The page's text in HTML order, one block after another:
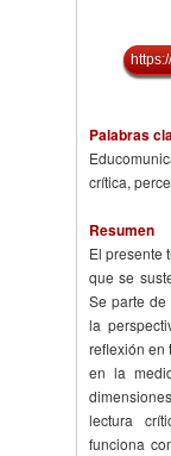
Palabras
crítica,
Resumen
El presente
que se
Se parte
la
reflexión en
en la
lectura
funciona